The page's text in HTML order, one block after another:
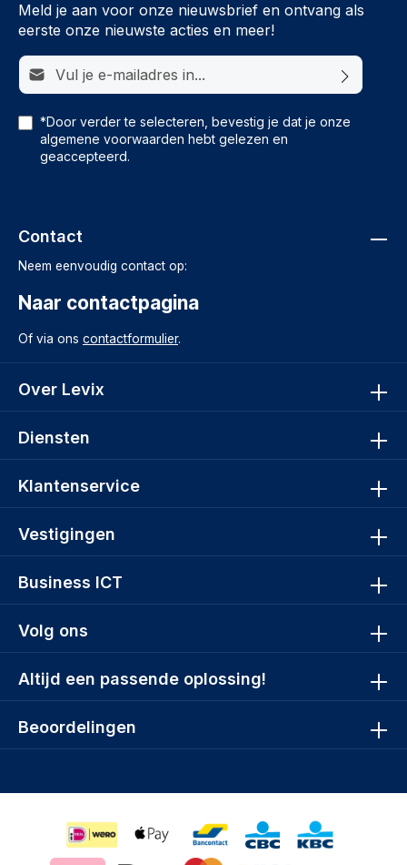
Meld je aan voor onze nieuwsbrief en ontvang als
eerste onze nieuwste acties en meer!
E-mailadres*
*Door verder te selecteren, bevestig je dat je onze
algemene voorwaarden hebt gelezen en
geaccepteerd.
Volg ons
Altijd een passende oplossing!
Contact
Neem eenvoudig contact op:
Naar contactpagina
Of via ons contactformulier.
Over Levix
Diensten
Klantenservice
Vestigingen
Business ICT
Beoordelingen